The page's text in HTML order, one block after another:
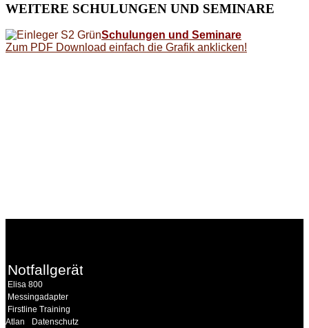
WEITERE SCHULUNGEN UND SEMINARE
Schulungen und Seminare
Zum PDF Download einfach die Grafik anklicken!
Notfallgeräte
Elisa 800
Messingadapter
Firstline Training
Atlan
Datenschutz